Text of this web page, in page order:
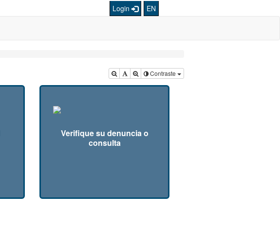
Login EN
Contraste
Verifique su denuncia o
consulta